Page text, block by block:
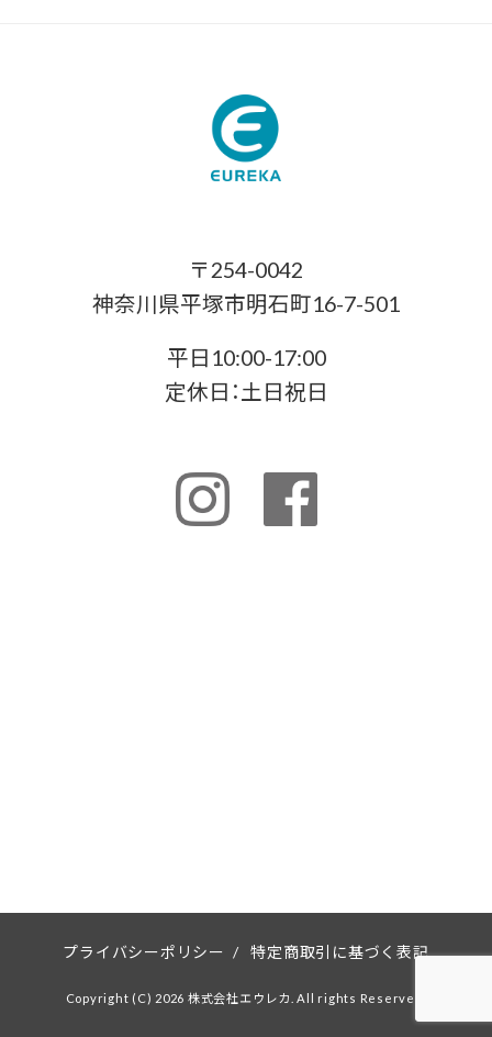
〒254-0042
神奈川県平塚市明石町16-7-501
平日10:00-17:00
定休日：土日祝日
プライバシーポリシー / 特定商取引に基づく表記
Copyright (C) 2026 株式会社エウレカ. All rights Reserved.